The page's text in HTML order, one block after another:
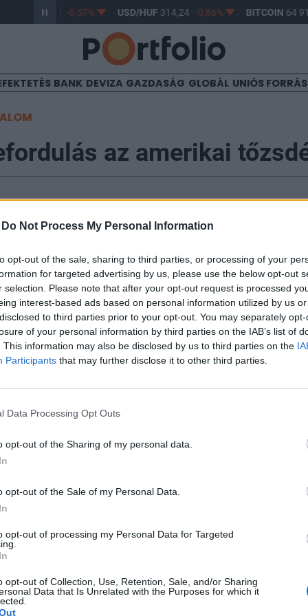
Do Not Process My Personal Information
opt-out of the sale, sharing to third parties, or processing of your
for targeted advertising by us, please use the below opt-out
selection. Please note that after your opt-out request is processed
interest-based ads based on personal information utilized by us
to third parties prior to your opt-out. You may separately
of your personal information by third parties on the IAB’s list of
This information may also be disclosed by us to third parties on the
Participants that may further disclose it to other third parties.
Data Processing Opt Outs
opt-out of the Sharing of my personal data.
opt-out of the Sale of my Personal Data.
opt-out of processing my Personal Data for Targeted
opt-out of Collection, Use, Retention, Sale, and/or Sharing
Data that Is Unrelated with the Purposes for which it
363,33 -0,57% USD/HUF314,24 -0,86% BITCOIN 64
BANK DEVIZA GAZDASÁG GLOBÁL UNIÓS
az amerikai
csapást Irán ellen, és egy lehetséges nukleáris
olajár esni kezdett. A vállalati hírek közül az Uniper
az energiacég értékesítési folyamatát,
13,5 milliárd euróért államosította a társaságot.
Ázsiában vegyes elmozdulásokat láttunk reggel,
kezdődött a nap, majd a nyitástól távolodva egyre
ban ezzel szemben esés volt kedden, főleg a
A Dow Jones, az S&P 500 és a Nasdaq 0,6–0,8
portfolio.hu hírarchívumához tartozik, melynek olvasása
tartalmazza:
cikkarchívum
elmúlt 2 év napon belüli